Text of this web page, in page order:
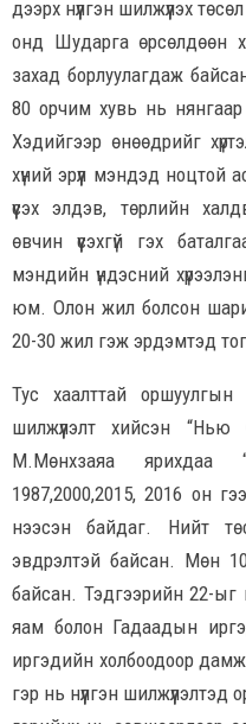
дээрх нүүлгэн шилжүүлэх
онд Шударга өрсөлдөөн
захад борлуулагдаж
80 орчим хувь нь нянгаар
Хэдийгээр өнөөдрийг
хүний эрүүл мэндэд ноцтой
үүсэх элдэв, төрлийн
өвчин үүсэхгүй гэх
мэндийн үндэсний
юм. Олон жил болсон
20-30 жил гэж эрдэмтэд
Тус хаалттай оршуулгын
шилжүүлэлт хийсэн
М.Мөнхзаяа
1987,2000,2015, 2016 он
нээсэн байдаг. Нийт
эвдрэлтэй байсан. Мөн
байсан. Тэдгээрийн 22-
яам болон Гадаадын
иргэдийн холбоодоор
гэр нь нүүлгэн